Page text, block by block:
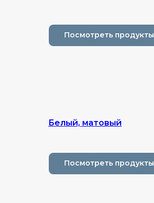
Посмотреть продукты
Белый, матовый
Посмотреть продукты